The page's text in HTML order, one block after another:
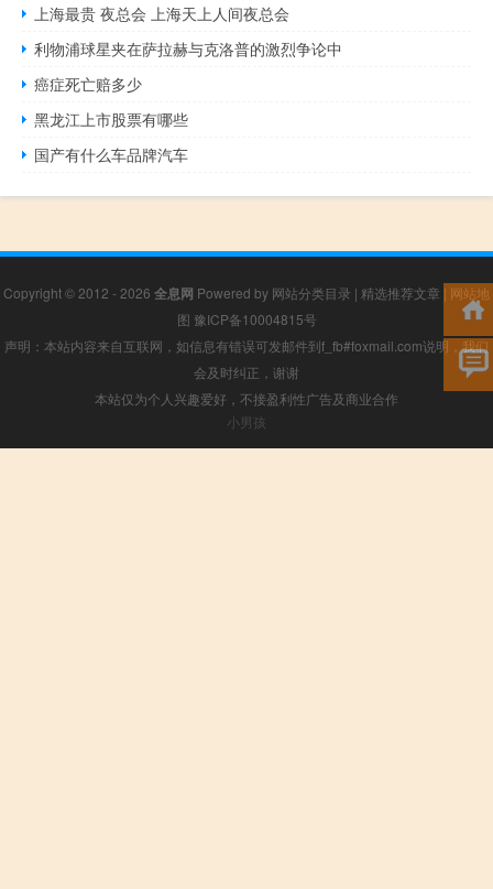
上海最贵 夜总会 上海天上人间夜总会
利物浦球星夹在萨拉赫与克洛普的激烈争论中
癌症死亡赔多少
黑龙江上市股票有哪些
国产有什么车品牌汽车
Copyright © 2012 - 2026 全息网 Powered by 网站分类目录 | 精选推荐文章 | 网站地
图 豫ICP备10004815号
声明：本站内容来自互联网，如信息有错误可发邮件到f_fb#foxmail.com说明，我们
会及时纠正，谢谢
本站仅为个人兴趣爱好，不接盈利性广告及商业合作
小男孩